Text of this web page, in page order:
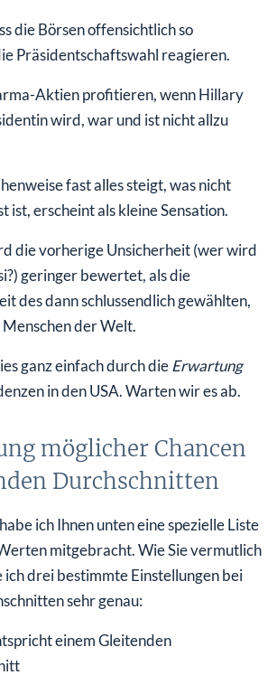
die Börsen offensichtlich so
Präsidentschaftswahl reagieren.
Aktien profitieren, wenn Hillary
wird, war und ist nicht allzu
fast alles steigt, was nicht
ist, erscheint als kleine Sensation.
die vorherige Unsicherheit (wer wird
geringer bewertet, als die
des dann schlussendlich gewählten,
der Welt.
ganz einfach durch dieErwartung
in den USA. Warten wir es ab.
möglicher Chancen
Durchschnitten
ich Ihnen unten eine spezielle Liste
mitgebracht. Wie Sie vermutlich
drei bestimmte Einstellungen bei
sehr genau:
einem Gleitenden